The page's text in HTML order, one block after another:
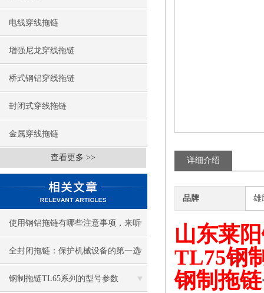
电线穿线拖链
增强尼龙穿线拖链
桥式钢铝穿线拖链
封闭式穿线拖链
金属穿线拖链
查看更多 >>
使用钢铝拖链有哪些注意事项，来听
听钢铝拖链厂家怎么说！
全封闭拖链：保护机械设备的第一选
择
钢制拖链TL65系列的型号参数
详细介绍
品牌 雄
山东莱
TL75钢
钢制拖链